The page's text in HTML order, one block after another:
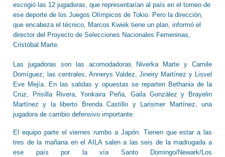
escogió las 12 jugadoras, que representarían al país en el torneo de
ese deporte de los Juegos Olímpicos de Tokio. Pero la dirección,
que encabeza el técnico, Marcos Kwiek tiene un plan, informó el
director del Proyecto de Selecciones Nacionales Femeninas,
Cristóbal Marte.
Las jugadoras son las acomodadoras Niverka Marte y Camile
Domíguez; las centrales, Annerys Valdez, Jineiry Martínez y Lisvel
Eve Mejía. En las salidas y opuestas se reparten Bethania de la
Cruz, Prisilla Rivera, Yonkaira Peña, Gaila González y Brayelin
Martínez y la liberto Brenda Castillo y Larismer Martínez, una
jugadora de cambio defensivo importante.
El equipo parte el viernes rumbo a Japón. Tienen que estar a las
tres de la mañana en el AILA salen a las seis de la madrugada a
ese país por la vía Santo Domingo/Newark/Los